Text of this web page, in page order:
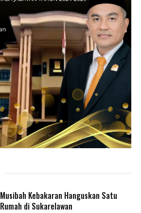
Musibah Kebakaran Hanguskan Satu
Rumah di Sukarelawan